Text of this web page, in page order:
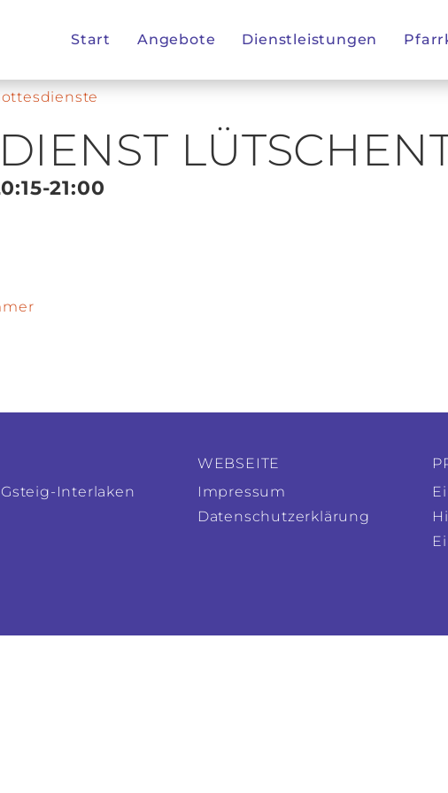
Start Angebote Dienstleistungen
-21:00
Interlaken
WEBSEITE
Impressum
Datenschutzerklärung